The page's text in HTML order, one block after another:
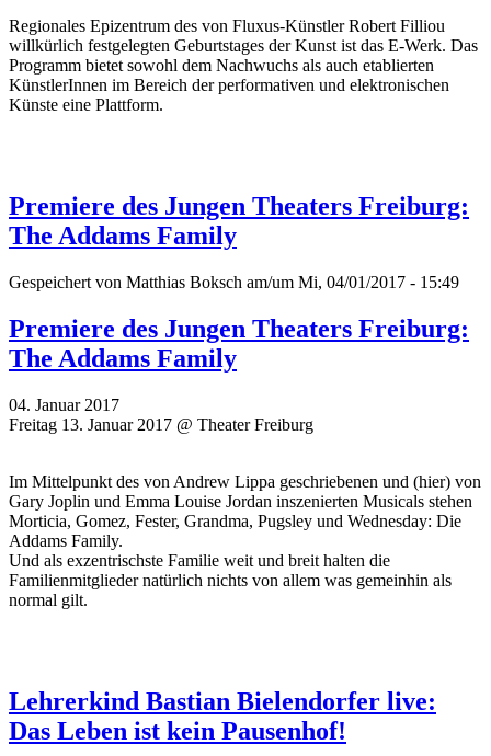
Regionales Epizentrum des von Fluxus-Künstler Robert Filliou
willkürlich festgelegten Geburtstages der Kunst ist das E-Werk. Das
Programm bietet sowohl dem Nachwuchs als auch etablierten
KünstlerInnen im Bereich der performativen und elektronischen
Künste eine Plattform.
Premiere des Jungen Theaters Freiburg:
The Addams Family
Gespeichert von Matthias Boksch am/um Mi, 04/01/2017 - 15:49
Premiere des Jungen Theaters Freiburg:
The Addams Family
04. Januar 2017
Freitag 13. Januar 2017 @ Theater Freiburg
Im Mittelpunkt des von Andrew Lippa geschriebenen und (hier) von
Gary Joplin und Emma Louise Jordan inszenierten Musicals stehen
Morticia, Gomez, Fester, Grandma, Pugsley und Wednesday: Die
Addams Family.
Und als exzentrischste Familie weit und breit halten die
Familienmitglieder natürlich nichts von allem was gemeinhin als
normal gilt.
Lehrerkind Bastian Bielendorfer live:
Das Leben ist kein Pausenhof!